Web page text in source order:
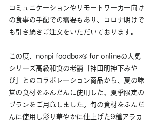
コミュニケーションやリモートワーカー向け
の食事の手配での需要もあり、コロナ明けで
も引き続きご注文をいただいております。
この度、nonpi foodbox® for onlineの人気
シリーズ高級和食の老舗「神田明神下みや
び」とのコラボレーション商品から、夏の味
覚の食材をふんだんに使用した、夏季限定の
プランをご用意しました。旬の食材をふんだ
んに使用し彩り華やかに仕上げた9種アラカ